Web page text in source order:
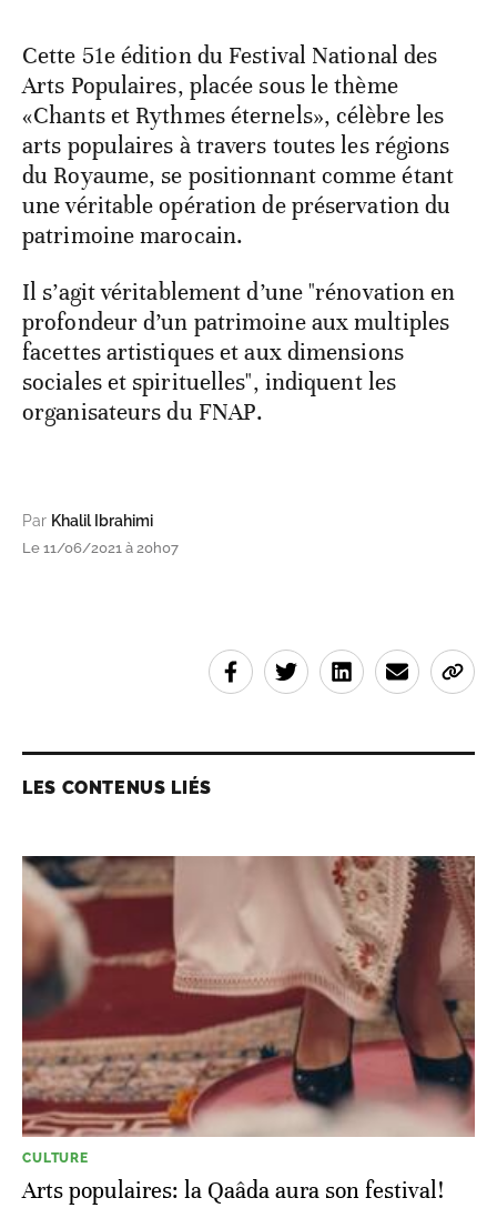
Cette 51e édition du Festival National des
Arts Populaires, placée sous le thème
«Chants et Rythmes éternels», célèbre les
arts populaires à travers toutes les régions
du Royaume, se positionnant comme étant
une véritable opération de préservation du
patrimoine marocain.
Il s’agit véritablement d’une "rénovation en
profondeur d’un patrimoine aux multiples
facettes artistiques et aux dimensions
sociales et spirituelles", indiquent les
organisateurs du FNAP.
Par Khalil Ibrahimi
Le 11/06/2021 à 20h07
LES CONTENUS LIÉS
CULTURE
Arts populaires: la Qaâda aura son festival!